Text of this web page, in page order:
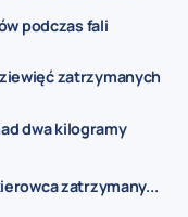
podczas fali
zatrzymanych
dwa kilogramy
zatrzymany...